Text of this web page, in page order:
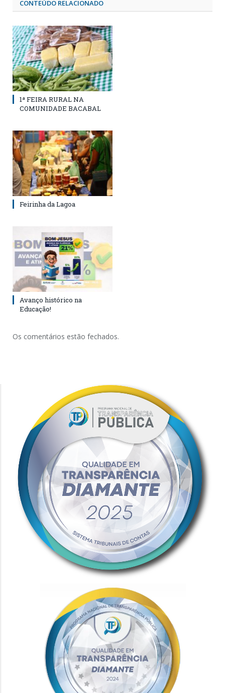
CONTEÚDO RELACIONADO
1ª FEIRA RURAL NA
COMUNIDADE BACABAL
Feirinha da Lagoa
Avanço histórico na
Educação!
Os comentários estão fechados.